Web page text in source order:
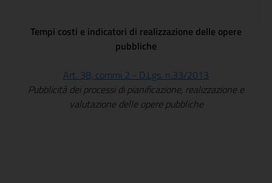
Tempi costi e indicatori di realizzazione delle opere
pubbliche
Art. 38, commi 2 - D.Lgs. n.33/2013
Pubblicità dei processi di pianificazione, realizzazione e
valutazione delle opere pubbliche